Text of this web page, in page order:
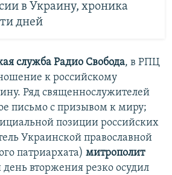
в Украину, хроника
дней
служба Радио Свобода, в РПЦ
к российскому
Ряд священнослужителей
письмо с призывом к миру;
позиции российских
Украинской православной
патриархата) митрополит
вторжения резко осудил